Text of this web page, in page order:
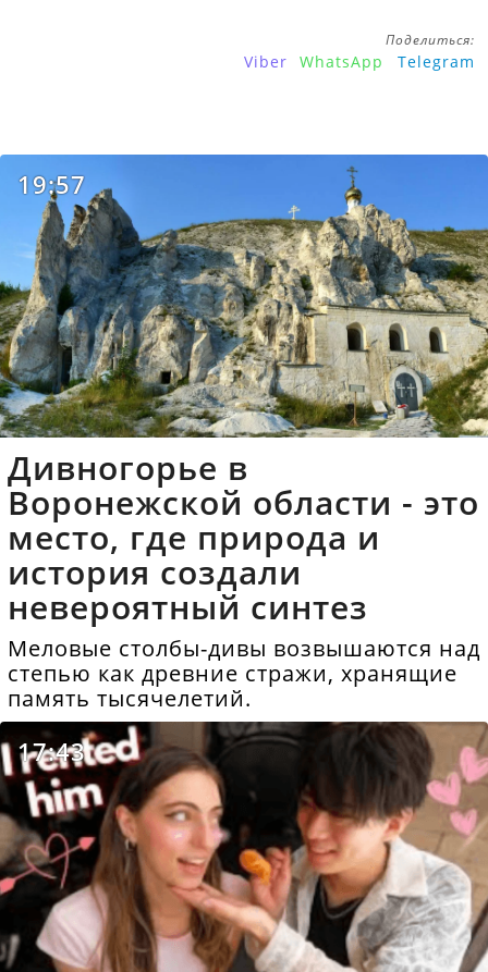
Поделиться:
Viber WhatsApp Telegram
19:57
Дивногорье в
Воронежской области - это
место, где природа и
история создали
невероятный синтез
Меловые столбы-дивы возвышаются над
степью как древние стражи, хранящие
память тысячелетий.
17:43